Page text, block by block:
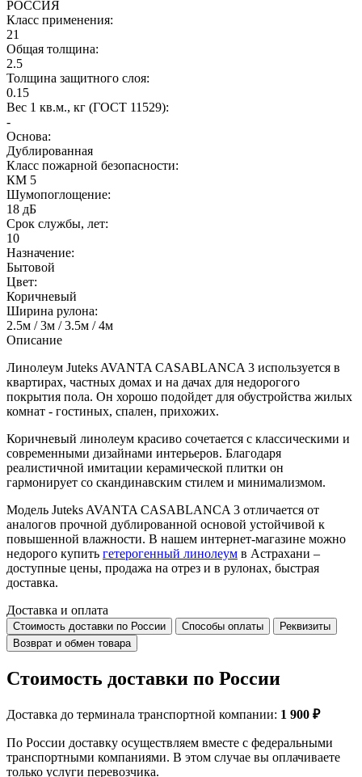
РОССИЯ
Класс применения:
21
Общая толщина:
2.5
Толщина защитного слоя:
0.15
Вес 1 кв.м., кг (ГОСТ 11529):
-
Основа:
Дублированная
Класс пожарной безопасности:
КМ 5
Шумопоглощение:
18 дБ
Срок службы, лет:
10
Назначение:
Бытовой
Цвет:
Коричневый
Ширина рулона:
2.5м / 3м / 3.5м / 4м
Описание
Линолеум Juteks AVANTA CASABLANCA 3 используется в
квартирах, частных домах и на дачах для недорогого
покрытия пола. Он хорошо подойдет для обустройства жилых
комнат - гостиных, спален, прихожих.
Коричневый линолеум красиво сочетается с классическими и
современными дизайнами интерьеров. Благодаря
реалистичной имитации керамической плитки он
гармонирует со скандинавским стилем и минимализмом.
Модель Juteks AVANTA CASABLANCA 3 отличается от
аналогов прочной дублированной основой устойчивой к
повышенной влажности. В нашем интернет-магазине можно
недорого купить гетерогенный линолеум в Астрахани –
доступные цены, продажа на отрез и в рулонах, быстрая
доставка.
Доставка и оплата
Стоимость доставки по России Способы оплаты
Реквизиты
Возврат и обмен товара
Стоимость доставки по России
Доставка до терминала транспортной компании: 1 900 ₽
По России доставку осуществляем вместе с федеральными
транспортными компаниями. В этом случае вы оплачиваете
только услуги перевозчика.